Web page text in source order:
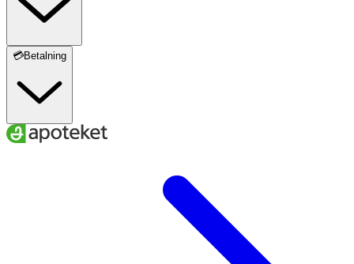
💳Betalning